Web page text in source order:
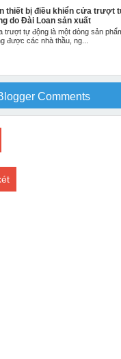
thiết bị điều khiển cửa trượt
do Đài Loan sản xuất
trượt tự động là một dòng sản
được các nhà thầu, ng...
Comments